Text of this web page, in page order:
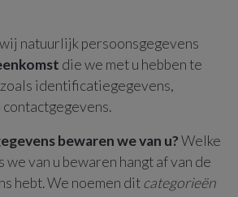
natuurlijk persoonsgegevens
die we met u hebben te
identificatiegegevens,
bewaren we van u?Welke
van u bewaren hangt af van de
hebt. We noemen ditcategorieën